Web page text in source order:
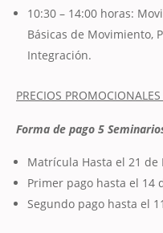
10:30 – 14:00 horas:
Básicas de Movimiento,
Integración.
PRECIOS
Forma de pago 5
Matrícula Hasta el 21 de
Primer pago hasta el 14
Segundo pago hasta el